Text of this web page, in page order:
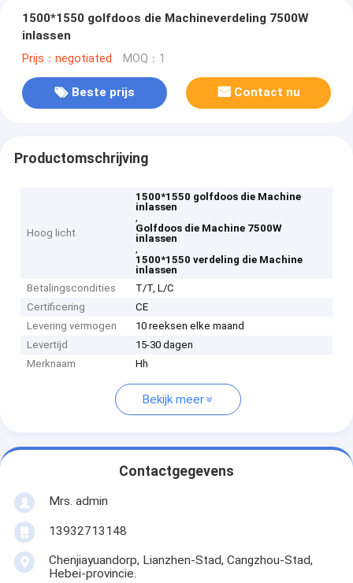
1500*1550 golfdoos die Machineverdeling 7500W
inlassen
Prijs：negotiated MOQ：1
Beste prijs Contact nu
Productomschrijving
Hoog licht
1500*1550 golfdoos die Machine
inlassen
,
Golfdoos die Machine 7500W
inlassen
,
1500*1550 verdeling die Machine
inlassen
Betalingscondities
T/T, L/C
Certificering
CE
Levering vermogen
10 reeksen elke maand
Levertijd
15-30 dagen
Merknaam
Hh
Bekijk meer
Contactgegevens
Mrs. admin
13932713148
Chenjiayuandorp, Lianzhen-Stad, Cangzhou-Stad,
Hebei-provincie.